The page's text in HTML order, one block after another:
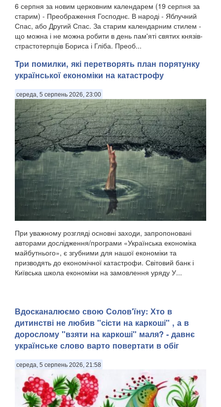
6 серпня за новим церковним календарем (19 серпня за
старим) - Преображення Господнє. В народі - Яблучний
Спас, або Другий Спас. За старим календарним стилем -
що можна і не можна робити в день пам'яті святих князів-
страстотерпців Бориса і Гліба. Преоб...
Три помилки, які перетворять план порятунку
української економіки на катастрофу
середа, 5 серпень 2026, 23:00
При уважному розгляді основні заходи, запропоновані
авторами дослідження/програми «Українська економіка
майбутнього», є згубними для нашої економіки та
призводять до економічної катастрофи. Світовий банк і
Київська школа економіки на замовлення уряду У...
Вдосканалюємо свою Солов'їну: Хто в
дитинстві не любив "сісти на каркоші" , а в
дорослому "взяти на каркоші" маля? - давнє
українське слово варто повертати в обіг
середа, 5 серпень 2026, 21:58